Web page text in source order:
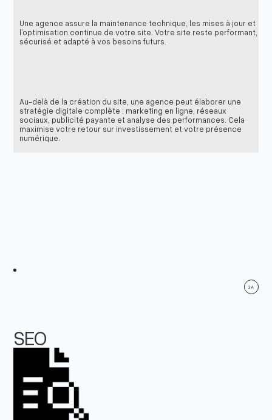
Une agence assure la maintenance technique, les mises à jour et
l’optimisation continue de votre site. Votre site reste performant,
sécurisé et adapté à vos besoins futurs.
Au-delà de la création du site, une agence peut élaborer une
stratégie digitale complète : marketing en ligne, réseaux
sociaux, publicité payante et analyse des performances. Cela
maximise votre retour sur investissement et votre présence
numérique.
3A
SEO